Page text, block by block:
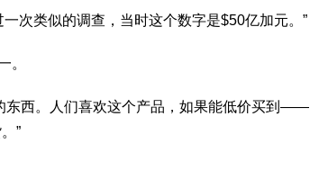
次类似的调查，当时这个数字是$50亿加元。”
。
东西。人们喜欢这个产品，如果能低价买到——
”